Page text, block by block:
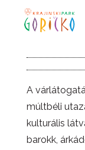
A
múltbéli
kulturális
barokk,